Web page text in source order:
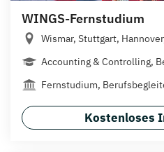
WINGS-Fernstudium
Wismar, Stuttgart,
Accounting & Controlling,
Fernstudium,
Kostenloses